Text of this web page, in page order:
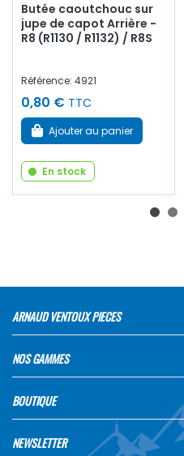
Butée caoutchouc sur
jupe de capot Arrière -
R8 (R1130 / R1132) / R8S
Référence: 4921
0,80 € TTC
Ajouter au panier
En stock
ARNAUD VENTOUX PIECES
NOS GAMMES
BOUTIQUE
NEWSLETTER